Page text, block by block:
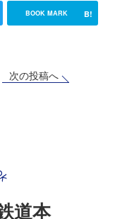
BOOK MARK B!
次の投稿へ
道本